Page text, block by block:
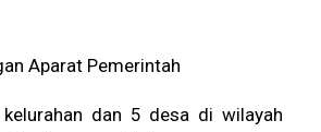
Aparat Pemerintah
dan 5 desa di wilayah